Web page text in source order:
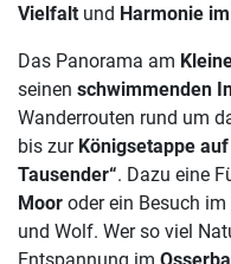
Vielfalt und Harmonie
Das Panorama am
seinen schwimmenden
Wanderrouten rund um
bis zur Königsetappe
Tausender“. Dazu eine
Moor oder ein Besuch im
und Wolf. Wer so viel